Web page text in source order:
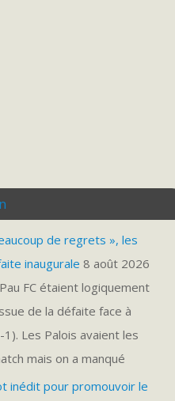
de regrets », les
inaugurale 8 août 2026
FC étaient logiquement
de la défaite face à
Les Palois avaient les
mais on a manqué
inédit pour promouvoir le